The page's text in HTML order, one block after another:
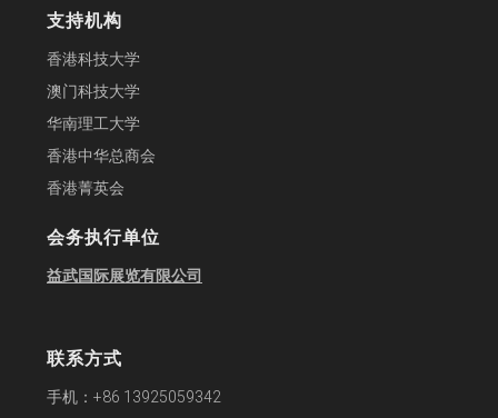
支持机构
香港科技大学
澳门科技大学
华南理工大学
香港中华总商会
香港菁英会
会务执行单位
益武国际展览有限公司
联系方式
手机：+86 13925059342